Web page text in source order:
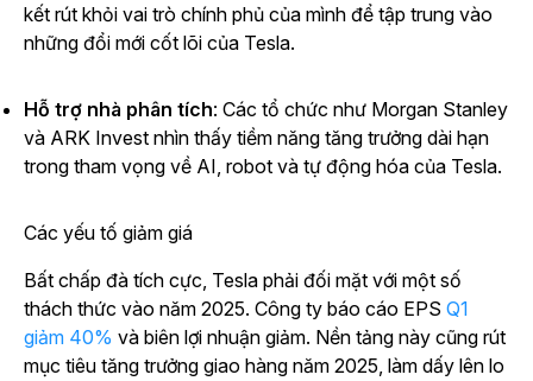
kết rút khỏi vai trò chính phủ của mình để tập trung vào
những đổi mới cốt lõi của Tesla.
Hỗ trợ nhà phân tích: Các tổ chức như Morgan Stanley
và ARK Invest nhìn thấy tiềm năng tăng trưởng dài hạn
trong tham vọng về AI, robot và tự động hóa của Tesla.
Các yếu tố giảm giá
Bất chấp đà tích cực, Tesla phải đối mặt với một số
thách thức vào năm 2025. Công ty báo cáo EPS Q1
giảm 40% và biên lợi nhuận giảm. Nền tảng này cũng rút
mục tiêu tăng trưởng giao hàng năm 2025, làm dấy lên lo